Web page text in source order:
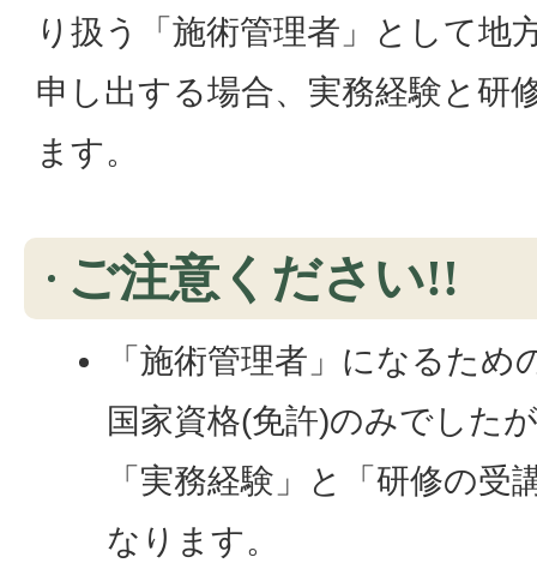
り扱う「施術管理者」として地
申し出する場合、実務経験と研
ます。
ご注意ください!!
「施術管理者」になるた
国家資格(免許)のみでした
「実務経験」と「研修の
なります。